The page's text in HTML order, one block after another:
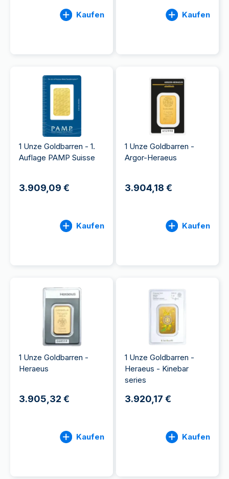
Kaufen Kaufen
1 Unze Goldbarren - 1.
Auflage PAMP Suisse
3.909,09 €
Kaufen
1 Unze Goldbarren -
Argor-Heraeus
3.904,18 €
Kaufen
1 Unze Goldbarren -
Heraeus
3.905,32 €
Kaufen
1 Unze Goldbarren -
Heraeus - Kinebar
series
3.920,17 €
Kaufen